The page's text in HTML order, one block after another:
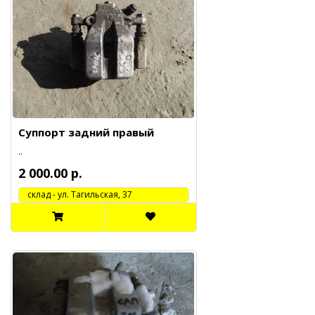
Суппорт задний правый
..
2 000.00 р.
cклад - ул. Тагильская, 37